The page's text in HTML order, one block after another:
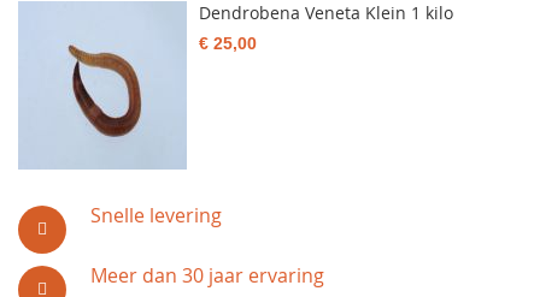
Snelle levering
Meer dan 30 jaar ervaring
Dendrobena Veneta Klein 1 kilo
€ 25,00